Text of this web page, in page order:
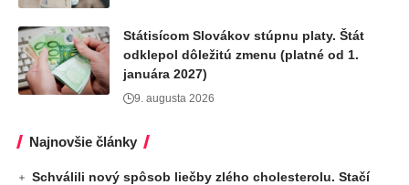
Státisícom Slovákov stúpnu platy. Štát
odklepol dôležitú zmenu (platné od 1.
januára 2027)
9. augusta 2026
Najnovšie články
Schválili nový spôsob liečby zlého cholesterolu. Stačí